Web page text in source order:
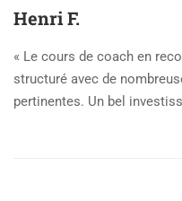
Henri F.
« Le cours de coach en
structuré avec de
pertinentes. Un bel